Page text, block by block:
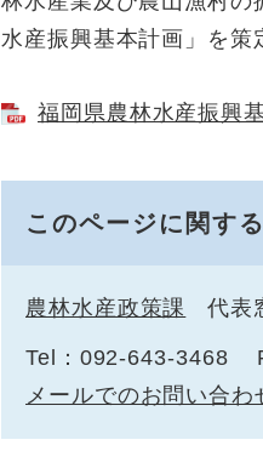
水産振興基本計画」を策
福岡県農林水産振興
このページに関す
農林水産政策課 代表
Tel：092-643-3468
メールでのお問い合わ